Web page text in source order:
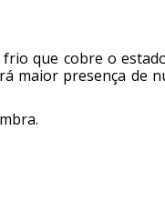
que cobre o
maior presença de